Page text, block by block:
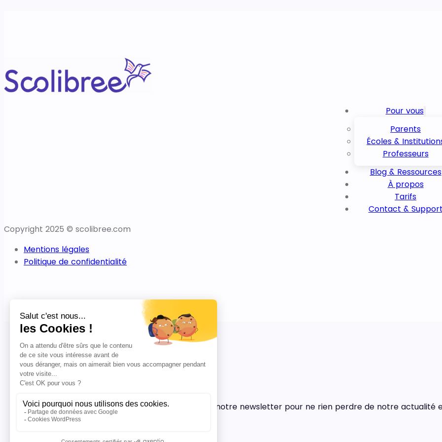
Pour vous
Parents
Écoles &
Professeurs
Blog & Ressources
À propos
Tarifs
Contact &
Copyright 2025 © scolibree.com
Mentions légales
Politique de confidentialité
Abonnez-vous à notre newsletter pour ne rien perdre de notre actualité